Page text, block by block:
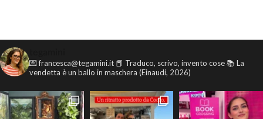
💌 francesca@tegamini.it 📕 Traduco, scrivo, invento cose📚 La
vendetta è un ballo in maschera (Einaudi, 2026)